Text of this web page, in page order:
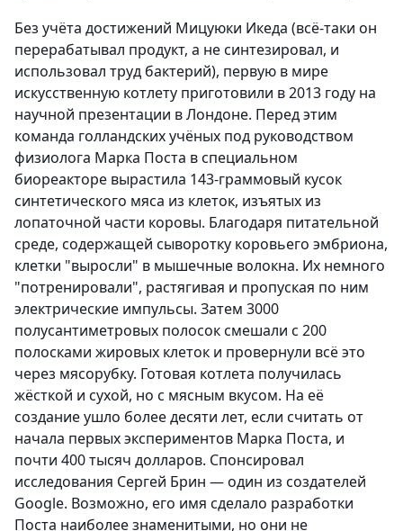
Без учёта достижений Мицуюки Икеда (всё-таки он
перерабатывал продукт, а не синтезировал, и
использовал труд бактерий), первую в мире
искусственную котлету приготовили в 2013 году на
научной презентации в Лондоне. Перед этим
команда голландских учёных под руководством
физиолога Марка Поста в специальном
биореакторе вырастила 143-граммовый кусок
синтетического мяса из клеток, изъятых из
лопаточной части коровы. Благодаря питательной
среде, содержащей сыворотку коровьего эмбриона,
клетки "выросли" в мышечные волокна. Их немного
"потренировали", растягивая и пропуская по ним
электрические импульсы. Затем 3000
полусантиметровых полосок смешали с 200
полосками жировых клеток и провернули всё это
через мясорубку. Готовая котлета получилась
жёсткой и сухой, но с мясным вкусом. На её
создание ушло более десяти лет, если считать от
начала первых экспериментов Марка Поста, и
почти 400 тысяч долларов. Спонсировал
исследования Сергей Брин — один из создателей
Google. Возможно, его имя сделало разработки
Поста наиболее знаменитыми, но они не